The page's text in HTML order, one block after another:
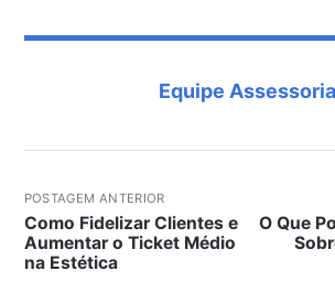
Equipe Assessoria
POSTAGEM ANTERIOR
Como Fidelizar Clientes e
Aumentar o Ticket Médio
na Estética
O Que